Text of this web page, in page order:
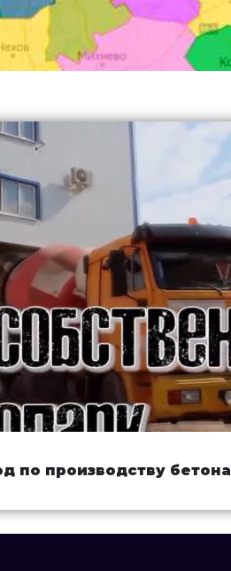
по производству бетона